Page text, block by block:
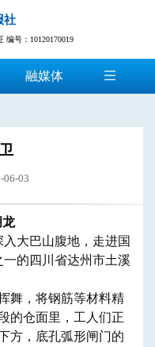
社
编号：10120170019
融媒体
06-03
龙
大巴山腹地，走进国
的四川省达州市土溪
，将钢筋等材料精
的仓面里，工人们正
方，底孔弧形闸门的